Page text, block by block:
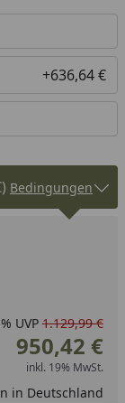
+636,64 €
Bedingungen
eins erhöhen
UVP 1.129,99 €
950,42 €
inkl. 19% MwSt.
in Deutschland